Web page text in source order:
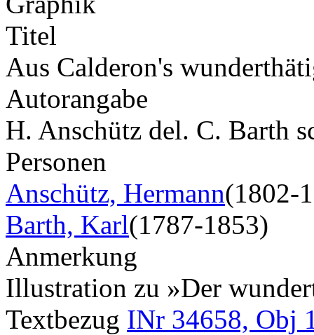
Titel
Aus Calderon's
Autorangabe
H. Anschütz del. C. Barth
Personen
Anschütz, Hermann(1802-
Barth, Karl(1787-1853)
Anmerkung
Illustration zu »Der
Textbezug INr 34658, Obj